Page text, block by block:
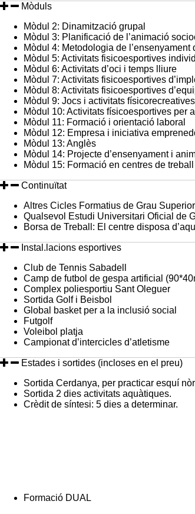
Mòduls
Mòdul 2: Dinamització grupal
Mòdul 3: Planificació de l’animació
Mòdul 4: Metodologia de l’ensenyament
Mòdul 5: Activitats fisicoesportives
Mòdul 6: Activitats d’oci i temps lliure
Mòdul 7: Activitats fisicoesportives
Mòdul 8: Activitats fisicoesportives
Mòdul 9: Jocs i activitats
Mòdul 10: Activitats físicoesportives per
Mòdul 11: Formació i orientació laboral
Mòdul 12: Empresa i iniciativa
Mòdul 13: Anglès
Mòdul 14: Projecte d’ensenyament i
Mòdul 15: Formació en centres de treball
Continuïtat
Altres Cicles Formatius de Grau
Qualsevol Estudi Universitari Oficial de
Borsa de Treball: El centre disposa
Instal.lacions esportives
Club de Tennis Sabadell
Camp de futbol de gespa artificial
Complex poliesportiu Sant Oleguer
Sortida Golf i Beisbol
Global basket per a la inclusió social
Futgolf
Voleibol platja
Campionat d’intercicles d’atletisme
Estades i sortides (incloses en el preu)
Sortida Cerdanya, per practicar esquí
Sortida 2 dies activitats aquàtiques.
Crèdit de síntesi: 5 dies a determinar.
Formació DUAL